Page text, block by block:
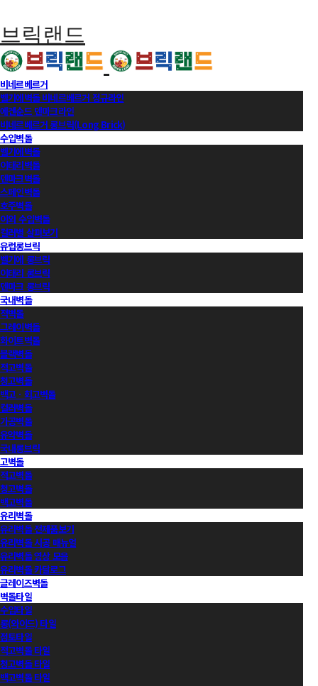
브릭랜드
비네르베르거
벨기에벽돌 비네르베르거 정규라인
에겐순드 덴마크라인
비네르베르거 롱브릭(Long Brick)
수입벽돌
벨기에벽돌
이태리벽돌
덴마크벽돌
스페인벽돌
호주벽돌
이외 수입벽돌
컬러별 살펴보기
유럽롱브릭
벨기에 롱브릭
이태리 롱브릭
덴마크 롱브릭
국내벽돌
적벽돌
그레이벽돌
화이트벽돌
블랙벽돌
적고벽돌
청고벽돌
백고ㆍ회고벽돌
컬러벽돌
가공벽돌
유약벽돌
국내롱브릭
고벽돌
적고벽돌
청고벽돌
백고벽돌
유리벽돌
유리벽돌 전제품보기
유리벽돌 시공 매뉴얼
유리벽돌 영상 모음
유리벽돌 카달로그
글레이즈벽돌
벽돌타일
수입타일
롱(와이드) 타일
점토타일
적고벽돌 타일
청고벽돌 타일
백고벽돌 타일